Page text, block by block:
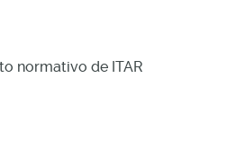
normativo de ITAR